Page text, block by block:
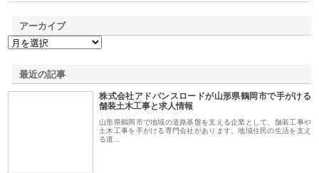
アーカイブ
最近の記事
株式会社アドバンスロードが山形県鶴岡市で手がける
舗装土木工事と求人情報
山形県鶴岡市で地域の道路基盤を支える企業として、舗装工事や
土木工事を手がける専門会社があります。地域住民の生活を支え
る道…